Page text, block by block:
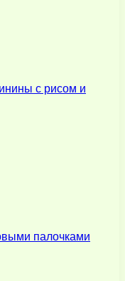
с рисом и
палочками